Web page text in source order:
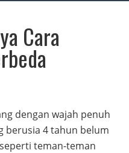
Cara
dengan wajah penuh
berusia 4 tahun belum
teman-teman